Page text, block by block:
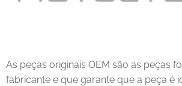
As peças originais OEM são as peças
fabricante e que garante que a peça é